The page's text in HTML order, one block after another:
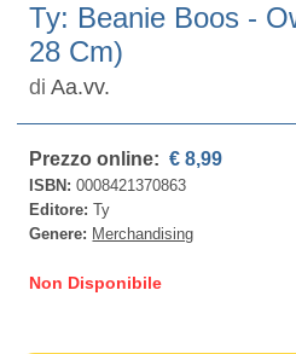
Ty: Beanie Boos -
28 Cm)
diAa.vv.
Prezzo online: € 8,99
ISBN:0008421370863
Editore:Ty
Genere: Merchandising
Non Disponibile